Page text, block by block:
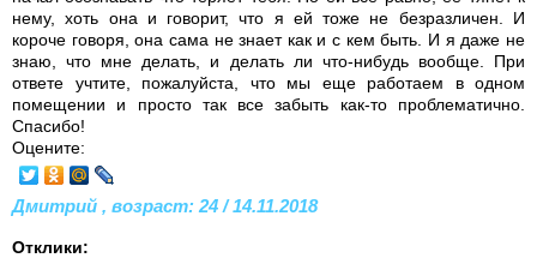
нему, хоть она и говорит, что я ей тоже не безразличен. И
короче говоря, она сама не знает как и с кем быть. И я даже не
знаю, что мне делать, и делать ли что-нибудь вообще. При
ответе учтите, пожалуйста, что мы еще работаем в одном
помещении и просто так все забыть как-то проблематично.
Спасибо!
Оцените:
Дмитрий , возраст: 24 / 14.11.2018
Отклики: